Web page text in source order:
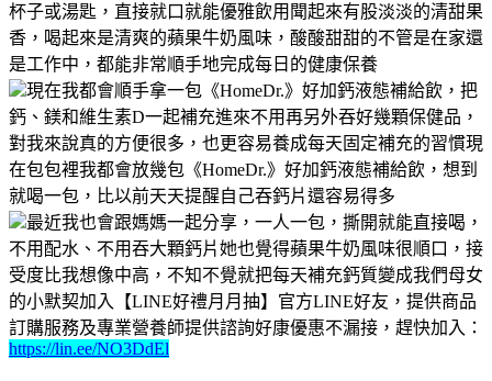
杯子或湯匙，直接就口就能優雅飲用聞起來有股淡淡的清甜果
香，喝起來是清爽的蘋果牛奶風味，酸酸甜甜的不管是在家還
是工作中，都能非常順手地完成每日的健康保養
現在我都會順手拿一包《HomeDr.》好加鈣液態補給飲，把
鈣、鎂和維生素D一起補充進來不用再另外吞好幾顆保健品，
對我來說真的方便很多，也更容易養成每天固定補充的習慣現
在包包裡我都會放幾包《HomeDr.》好加鈣液態補給飲，想到
就喝一包，比以前天天提醒自己吞鈣片還容易得多
最近我也會跟媽媽一起分享，一人一包，撕開就能直接喝，
不用配水、不用吞大顆鈣片她也覺得蘋果牛奶風味很順口，接
受度比我想像中高，不知不覺就把每天補充鈣質變成我們母女
的小默契加入【LINE好禮月月抽】官方LINE好友，提供商品
訂購服務及專業營養師提供諮詢好康優惠不漏接，趕快加入：
https://lin.ee/NO3DdEl